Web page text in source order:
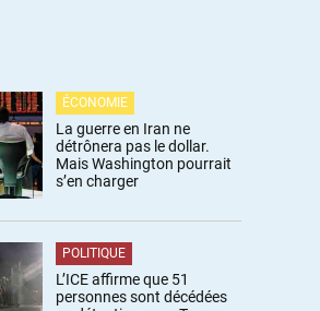
ÉCONOMIE
La guerre en Iran ne
détrônera pas le dollar.
Mais Washington pourrait
s’en charger
POLITIQUE
L’ICE affirme que 51
personnes sont décédées